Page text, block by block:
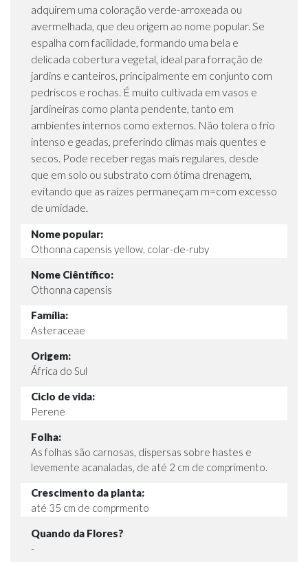
adquirem uma coloração verde-arroxeada ou
avermelhada, que deu origem ao nome popular. Se
espalha com facilidade, formando uma bela e
delicada cobertura vegetal, ideal para forração de
jardins e canteiros, principalmente em conjunto com
pedriscos e rochas. É muito cultivada em vasos e
jardineiras como planta pendente, tanto em
ambientes internos como externos. Não tolera o frio
intenso e geadas, preferindo climas mais quentes e
secos. Pode receber regas mais regulares, desde
que em solo ou substrato com ótima drenagem,
evitando que as raízes permaneçam m=com excesso
de umidade.
Nome popular:
Othonna capensis yellow, colar-de-ruby
Nome Ciêntífico:
Othonna capensis
Família:
Asteraceae
Origem:
África do Sul
Ciclo de vida:
Perene
Folha:
As folhas são carnosas, dispersas sobre hastes e
levemente acanaladas, de até 2 cm de comprimento.
Crescimento da planta:
até 35 cm de comprmento
Quando da Flores?
-